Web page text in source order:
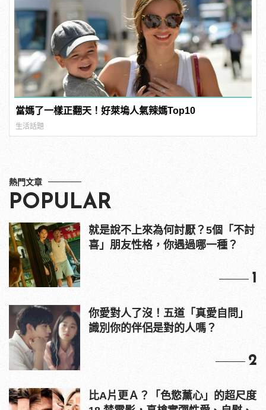
當媽了一樣正翻天！好萊塢人氣辣媽Top10
生活話題
熱門文章
POPULAR
就是說不上來為何討厭？5個「不討
喜」朋友性格，你遇過哪一種？
1
你愛對人了沒！五道「真愛自問」
識別你的伴侶是對的人嗎？
2
比A片更Ａ？「色慾薰心」的超尺度